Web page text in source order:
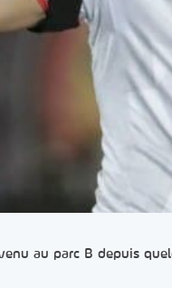
au parc B depuis